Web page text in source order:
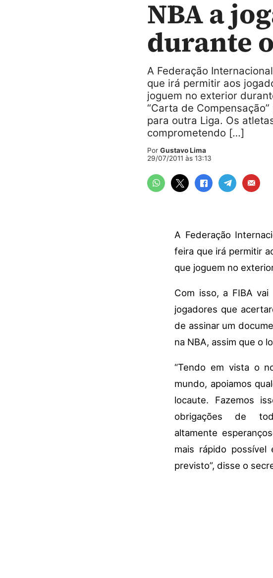
NBA a
durante
A Federação
que irá permitir aos
joguem no exterior
“Carta de
para outra Liga. Os
comprometendo […]
Por Gustavo Lima
29/07/2011 às 13:13
A Federação
feira que irá permitir
que joguem no
Com isso, a FIBA vai
jogadores que
de assinar um
na NBA, assim que o
“Tendo em vista o
mundo, apoiamos
locaute. Fazemos
obrigações de
altamente
mais rápido
previsto”, disse o